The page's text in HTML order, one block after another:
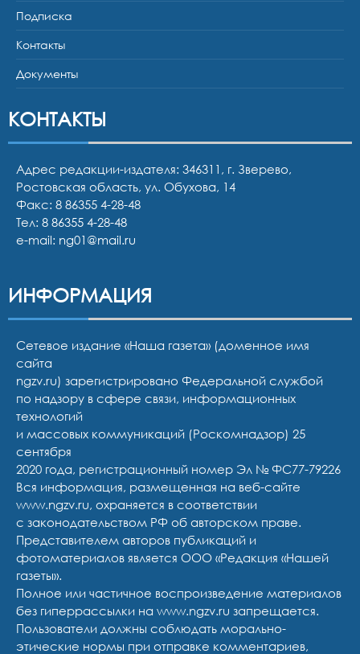
Подписка
Контакты
Документы
КОНТАКТЫ
Адрес редакции-издателя: 346311, г. Зверево,
Ростовская область, ул. Обухова, 14
Факс: 8 86355 4-28-48
Тел: 8 86355 4-28-48
e-mail: ng01@mail.ru
ИНФОРМАЦИЯ
Сетевое издание «Наша газета» (доменное имя
сайта
ngzv.ru) зарегистрировано Федеральной службой
по надзору в сфере связи, информационных
технологий
и массовых коммуникаций (Роскомнадзор) 25
сентября
2020 года, регистрационный номер Эл № ФС77-79226
Вся информация, размещенная на веб-сайте
www.ngzv.ru, охраняется в соответствии
с законодательством РФ об авторском праве.
Представителем авторов публикаций и
фотоматериалов является ООО «Редакция «Нашей
газеты».
Полное или частичное воспроизведение материалов
без гиперрассылки на www.ngzv.ru запрещается.
Пользователи должны соблюдать морально-
этические нормы при отправке комментариев,